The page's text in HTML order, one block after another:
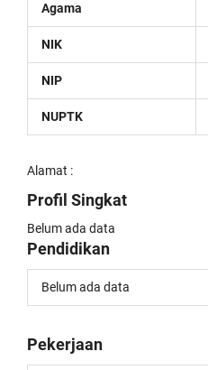
Agama
NIK
NIP
NUPTK
Alamat :
Profil Singkat
Belum ada data
Pendidikan
Belum ada data
Pekerjaan